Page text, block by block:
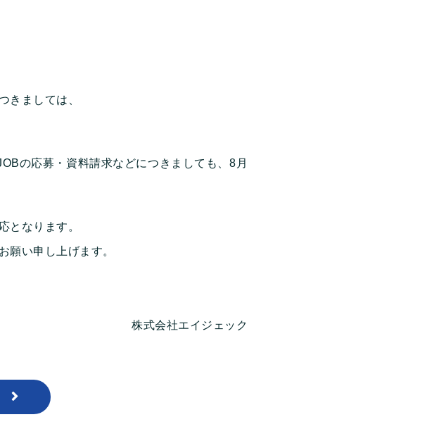
きましては、
の応募・資料請求などにつきましても、8月
となります。
願い申し上げます。
株式会社エイジェック